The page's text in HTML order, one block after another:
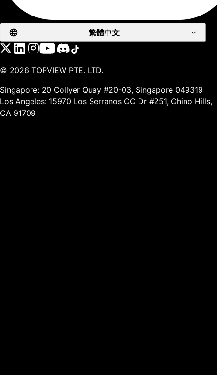
繁體中文
© 2026 TOPVIEW PTE. LTD.
Singapore: 20 Collyer Quay #20-03, Singapore 049319
Los Angeles: 15970 Los Serranos CC Dr #251, Chino Hills,
CA 91709